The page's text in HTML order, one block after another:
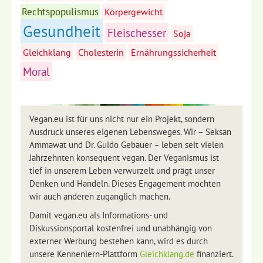
Rechtspopulismus Körpergewicht
Gesundheit Fleischesser
Soja
Gleichklang
Cholesterin Ernährungssicherheit
Moral
Vegan.eu ist für uns nicht nur ein Projekt, sondern
Ausdruck unseres eigenen Lebensweges. Wir – Seksan
Ammawat und Dr. Guido Gebauer – leben seit vielen
Jahrzehnten konsequent vegan. Der Veganismus ist
tief in unserem Leben verwurzelt und prägt unser
Denken und Handeln. Dieses Engagement möchten
wir auch anderen zugänglich machen.
Damit vegan.eu als Informations- und
Diskussionsportal kostenfrei und unabhängig von
externer Werbung bestehen kann, wird es durch
unsere Kennenlern-Plattform Gleichklang.de finanziert.